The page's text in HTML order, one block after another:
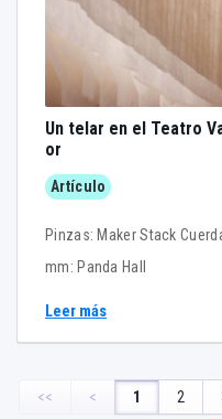
Un telar en el Teatro
or
Artículo
Pinzas: Maker Stack
mm: Panda Hall
Leer más
<< < 1 2